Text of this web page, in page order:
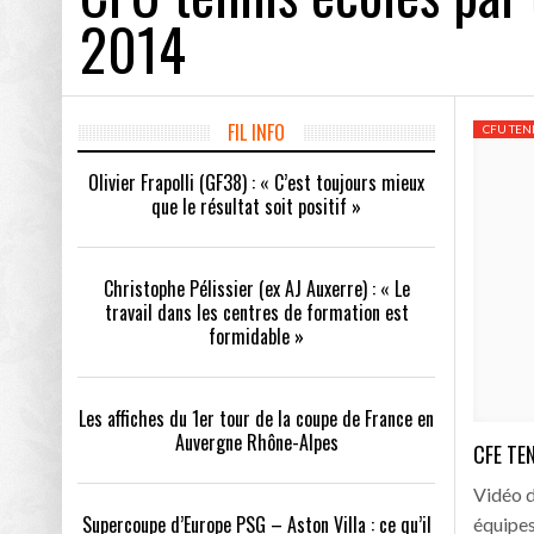
Les affiches du
Qui sont les
Choisir son
Les calendriers
Info MS.
L’ancien
Record
OLIVIER FRAPOLLI (GF38) : « C’EST TOUJOURS
CHRISTOPHE PÉLISSIER (EX
TRAVAIL DANS LES
EST FORMIDABLE »
2014
CFU
CFE
Vidéo
FIL INFO
Olivier Frapolli (GF38) : « C’est toujours mieux
que le résultat soit positif »
Christophe Pélissier (ex AJ Auxerre) : « Le
travail dans les centres de formation est
formidable »
Les affiches du 1er tour de la coupe de France en
Auvergne Rhône-Alpes
Supercoupe d’Europe PSG – Aston Villa : ce qu’il